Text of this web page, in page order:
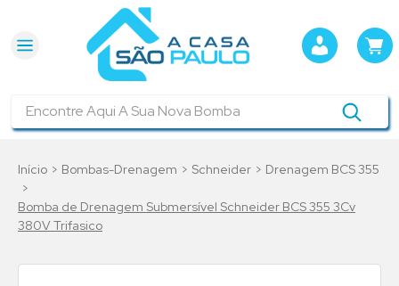
Bombas-Drenagem Schneider Drenagem BCS 355
Bomba de Drenagem Submersível Schneider BCS 355 3Cv
380V Trifasico